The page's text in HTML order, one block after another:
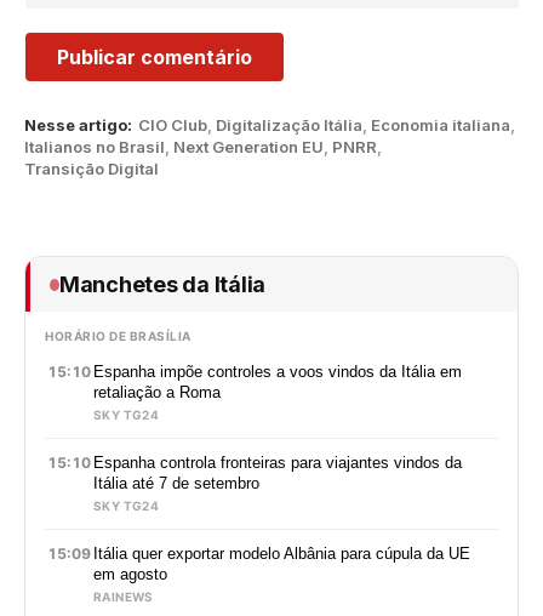
Nesse artigo: CIO Club, Digitalização Itália, Economia italiana,
Italianos no Brasil, Next Generation EU, PNRR,
Transição Digital
Manchetes da Itália
HORÁRIO DE BRASÍLIA
15:10 Espanha impõe controles a voos vindos da Itália em
retaliação a Roma
SKY TG24
15:10 Espanha controla fronteiras para viajantes vindos da
Itália até 7 de setembro
SKY TG24
15:09 Itália quer exportar modelo Albânia para cúpula da UE
em agosto
RAINEWS